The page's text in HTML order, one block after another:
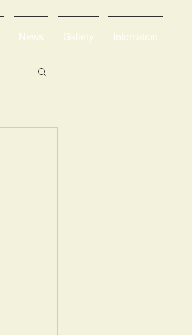
News Gallery Infomation